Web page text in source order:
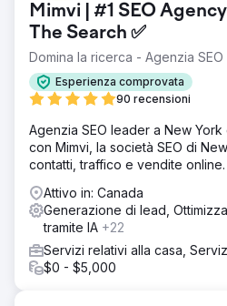
Mimvi | #1 SEO
The Search ✅
Domina la ricerca - Agenzia SEO
Esperienza comprovata
90 recensioni
Agenzia SEO leader a New
con Mimvi, la società SEO di
contatti, traffico e vendite online.
Attivo in: Canada
Generazione di lead,
tramite IA +22
Servizi relativi alla casa,
$0 - $5,000